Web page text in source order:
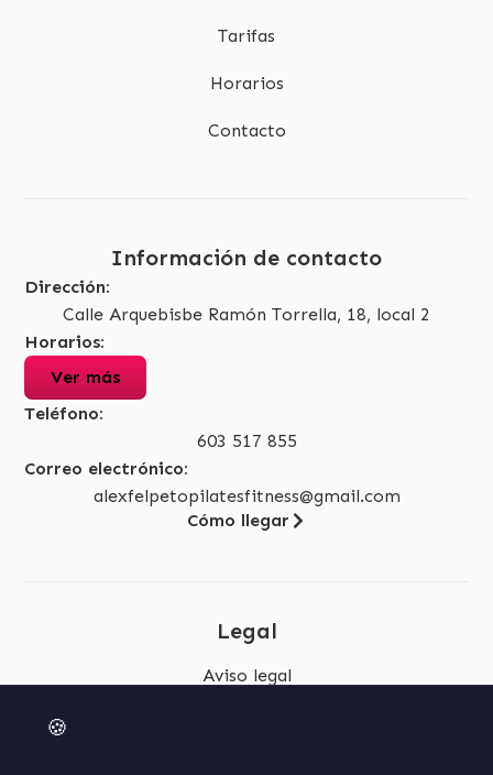
Tarifas
Horarios
Contacto
Información de contacto
Dirección:
Calle Arquebisbe Ramón Torrella, 18, local 2
Horarios:
Ver más
Teléfono:
603 517 855
Correo electrónico:
alexfelpetopilatesfitness@gmail.com
Cómo llegar
Legal
Aviso legal
🍪